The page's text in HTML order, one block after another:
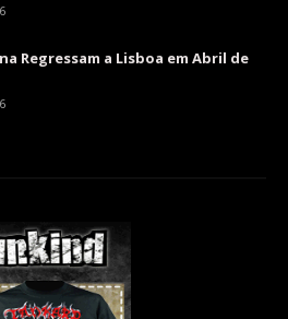
Regressam a Lisboa em Abril de